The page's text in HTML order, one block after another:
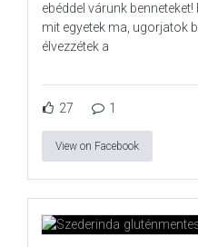
ebéddel várunk
mit egyetek ma, ugorjatok
élvezzétek a
27 1
View on Facebook